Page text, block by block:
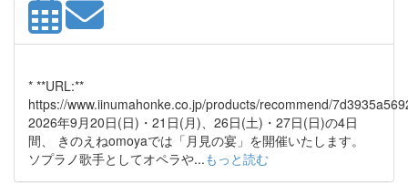
* **URL:**
https://www.iinumahonke.co.jp/products/recommend/
2026年9月20日(日)・21日(月)、26日(土)・27日(日)の4日
間、 きのえねomoyaでは「月見の宴」を開催いたします。
ソプラノ歌手としてオペラや...もっと読む